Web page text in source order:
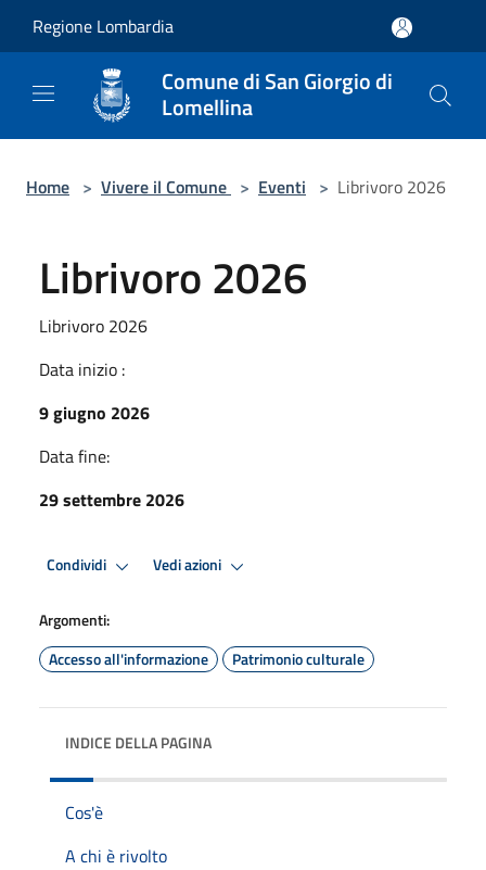
Regione Lombardia
Comune di San Giorgio di
Lomellina
Home > Vivere il Comune > Eventi > Librivoro 2026
Librivoro 2026
Librivoro 2026
Data inizio :
9 giugno 2026
Data fine:
29 settembre 2026
Condividi Vedi azioni
Argomenti:
Accesso all'informazione
Patrimonio culturale
INDICE DELLA PAGINA
Cos'è
A chi è rivolto